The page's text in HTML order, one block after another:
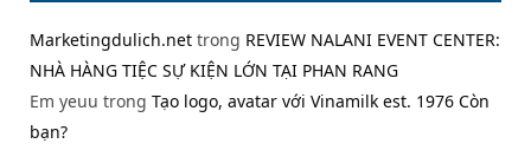
Marketingdulich.net trong REVIEW NALANI EVENT CENTER:
NHÀ HÀNG TIỆC SỰ KIỆN LỚN TẠI PHAN RANG
Em yeuu trong Tạo logo, avatar với Vinamilk est. 1976 Còn
bạn?